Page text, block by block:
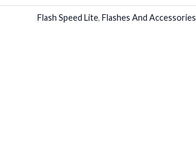
Flash Speed Lite, Flashes And Accessories